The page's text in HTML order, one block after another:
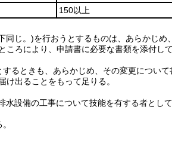
150以上
同じ。)を行おうとするものは、あらかじめ
ろにより、申請書に必要な書類を添付し
るときも、あらかじめ、その変更につい
出ることをもって足りる。
水設備の工事について技能を有する者とし